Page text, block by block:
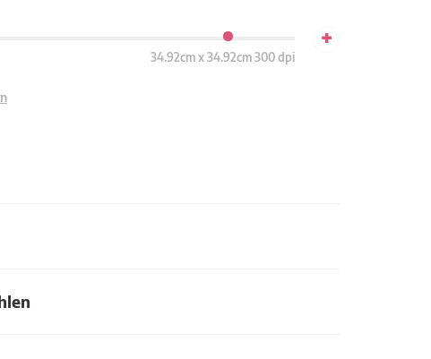
34.92cm x 34.92cm 300 dpi
+